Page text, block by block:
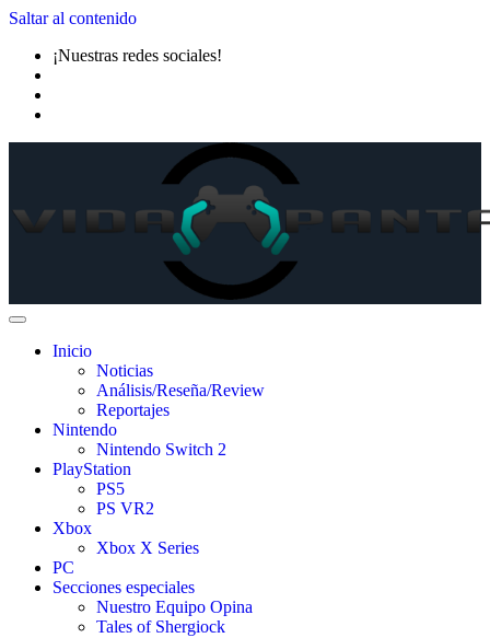
Saltar al contenido
¡Nuestras redes sociales!
Inicio
Noticias
Análisis/Reseña/Review
Reportajes
Nintendo
Nintendo Switch 2
PlayStation
PS5
PS VR2
Xbox
Xbox X Series
PC
Secciones especiales
Nuestro Equipo Opina
Tales of Shergiock